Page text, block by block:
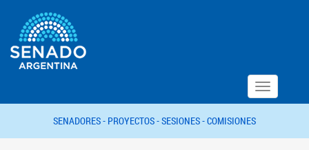
Toggle
navigation
SENADORES - PROYECTOS -SESIONES -COMISIONES